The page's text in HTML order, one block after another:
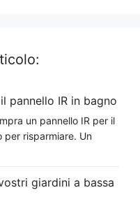
pannello IR in bagno
un pannello IR per il
risparmiare. Un
giardini a bassa